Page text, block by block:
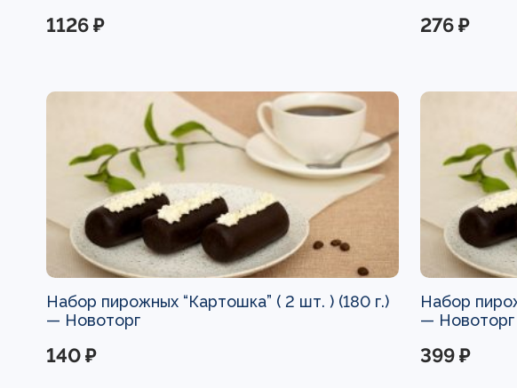
1126 ₽ 276 ₽
Набор пирожных “Картошка” ( 2 шт. ) (180 г.)
— Новоторг
140 ₽
Набор
— Новоторг
399 ₽